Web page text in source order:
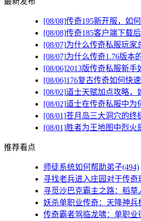
[08/08]传奇195新开服，如
[08/08]传奇185客户端下载
[08/07]为什么传奇私服玩家
[08/07]为什么传奇1.76版本
[08/06]2013版传奇私服新手
[08/06]176复古传奇如何快
[08/02]道士天赋加点攻略，
[08/02]道士在传奇私服中为
[08/01]苍月岛三大洞穴的终
[08/01]胜者为王地图中烈火
推荐看点
师徒系统如何帮助弟子(494)
寻找老兵进入庄园对于传奇
寻觅沙巴克霸主之路：稻草
妖杀单职业传奇：天降神兵
传奇霸者驾临龙啸：单职业